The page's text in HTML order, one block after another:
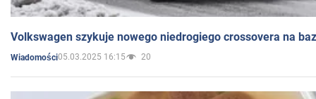
Volkswagen szykuje nowego niedrogiego crossovera na
Wiadomości05.03.2025 16:15 20